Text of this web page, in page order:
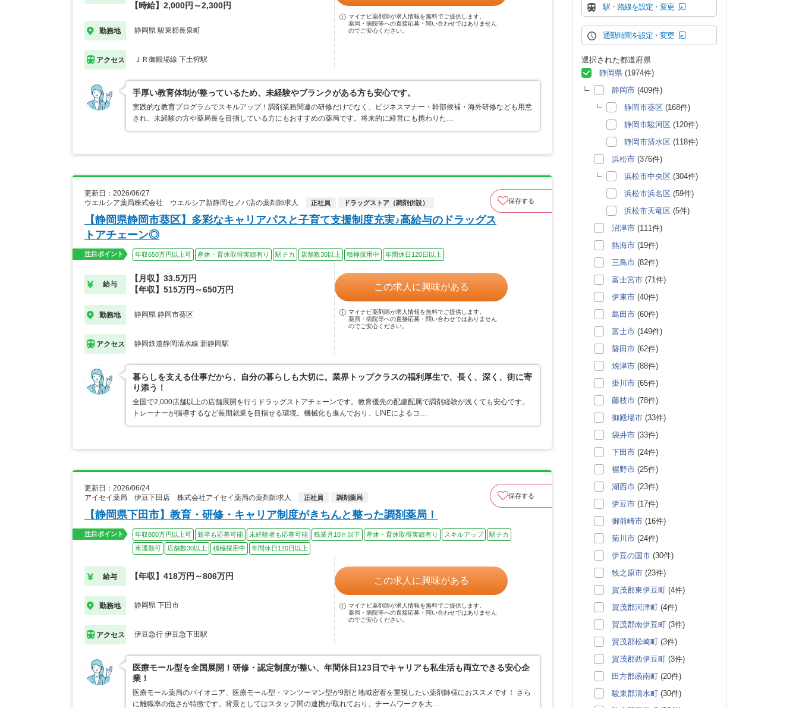
【時給】2,000円～2,300円
勤務地 静岡県 駿東郡長泉町
アクセス ＪＲ御殿場線 下土狩駅
マイナビ薬剤師が求人情報を無料でご提供します。
薬局・病院等への直接応募・問い合わせではありません
のでご安心ください。
手厚い教育体制が整っているため、未経験やブランクがある方も安心です。
実践的な教育プログラムでスキルアップ！調剤業務関連の研修だけでなく、ビジネスマナー・幹部候補・海外研修なども用意
され、未経験の方や薬局長を目指している方にもおすすめの薬局です。将来的に経営にも携わりた…
更新日：2026/06/27
ウエルシア薬局株式会社 ウエルシア新静岡セノバ店の薬剤師求人
正社員 ドラッグストア（調剤併設） 保存する
【静岡県静岡市葵区】多彩なキャリアパスと子育て支援制度充実♪高給与のドラッグス
トアチェーン◎
注目ポイント 年収650万円以上可 産休・育休取得実績有り 駅チカ 店舗数30以上 積極採用中 年間休日120日以上
給与
【月収】33.5万円
【年収】515万円～650万円
勤務地 静岡県 静岡市葵区
アクセス 静岡鉄道静岡清水線 新静岡駅
この求人に興味がある
マイナビ薬剤師が求人情報を無料でご提供します。
薬局・病院等への直接応募・問い合わせではありません
のでご安心ください。
暮らしを支える仕事だから、自分の暮らしも大切に。業界トップクラスの福利厚生で、長く、深く、街に寄
り添う！
全国で2,000店舗以上の店舗展開を行うドラッグストアチェーンです。教育優先の配慮配属で調剤経験が浅くても安心です。
トレーナーが指導するなど長期就業を目指せる環境。機械化も進んでおり、LINEによるコ…
更新日：2026/06/24
アイセイ薬局 伊豆下田店 株式会社アイセイ薬局の薬剤師求人
正社員 調剤薬局 保存する
【静岡県下田市】教育・研修・キャリア制度がきちんと整った調剤薬局！
注目ポイント 年収800万円以上可 新卒も応募可能 未経験者も応募可能 残業月10ｈ以下 産休・育休取得実績有り スキルアップ
駅チカ
車通勤可
店舗数30以上 積極採用中 年間休日120日以上
給与 【年収】418万円～806万円
勤務地 静岡県 下田市
アクセス 伊豆急行 伊豆急下田駅
この求人に興味がある
マイナビ薬剤師が求人情報を無料でご提供します。
薬局・病院等への直接応募・問い合わせではありません
のでご安心ください。
医療モール型を全国展開！研修・認定制度が整い、年間休日123日でキャリアも私生活も両立できる安心企
業！
医療モール薬局のパイオニア、医療モール型・マンツーマン型が9割と地域密着を重視したい薬剤師様におススメです！ さら
に離職率の低さが特徴です。背景としてはスタッフ間の連携が取れており、チームワークを大…
駅・路線を設定・変更
通勤時間を設定・変更
選択された都道府県
静岡県 (1974件)
静岡市 (409件)
静岡市葵区 (168件)
静岡市駿河区 (120件)
静岡市清水区 (118件)
浜松市 (376件)
浜松市中央区 (304件)
浜松市浜名区 (59件)
浜松市天竜区 (5件)
沼津市 (111件)
熱海市 (19件)
三島市 (82件)
富士宮市 (71件)
伊東市 (40件)
島田市 (60件)
富士市 (149件)
磐田市 (62件)
焼津市 (88件)
掛川市 (65件)
藤枝市 (78件)
御殿場市 (33件)
袋井市 (33件)
下田市 (24件)
裾野市 (25件)
湖西市 (23件)
伊豆市 (17件)
御前崎市 (16件)
菊川市 (24件)
伊豆の国市 (30件)
牧之原市 (23件)
賀茂郡東伊豆町 (4件)
賀茂郡河津町 (4件)
賀茂郡南伊豆町 (3件)
賀茂郡松崎町 (3件)
賀茂郡西伊豆町 (3件)
田方郡函南町 (20件)
駿東郡清水町 (30件)